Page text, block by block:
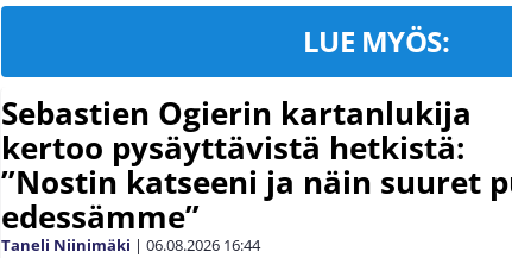
LUE MYÖS:
Sebastien Ogierin kartanlukija
kertoo pysäyttävistä hetkistä:
”Nostin katseeni ja näin suuret
edessämme”
Taneli Niinimäki | 06.08.2026 16:44